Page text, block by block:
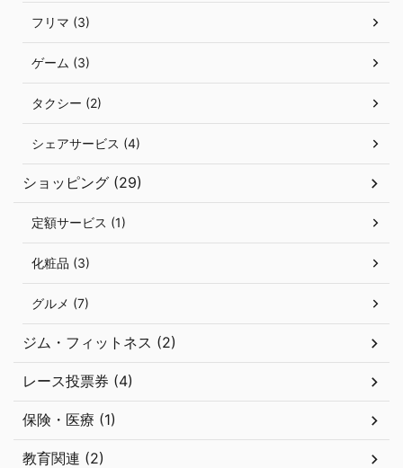
フリマ (3)
ゲーム (3)
タクシー (2)
シェアサービス (4)
ショッピング (29)
定額サービス (1)
化粧品 (3)
グルメ (7)
ジム・フィットネス (2)
レース投票券 (4)
保険・医療 (1)
教育関連 (2)